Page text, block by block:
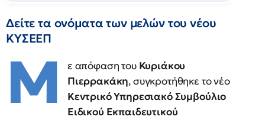
Δείτε τα ονόματα των μελών του νέου
ΚΥΣΕΕΠ
Μ ε απόφαση του Κυριάκου
Πιερρακάκη, συγκροτήθηκε το νέο
Κεντρικό Υπηρεσιακό Συμβούλιο
Ειδικού Εκπαιδευτικού